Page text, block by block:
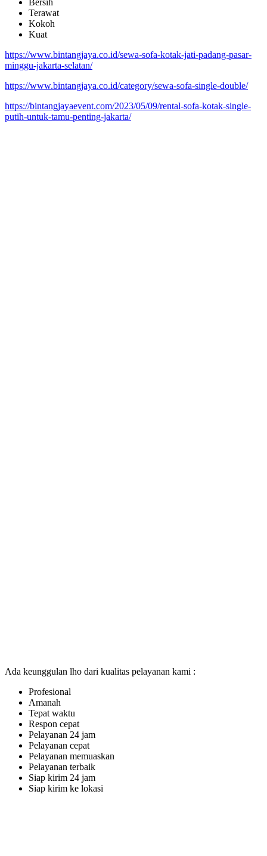
Bersih
Terawat
Kokoh
Kuat
https://www.bintangjaya.co.id/sewa-sofa-kotak-jati-padang-pasar-
minggu-jakarta-selatan/
https://www.bintangjaya.co.id/category/sewa-sofa-single-double/
https://bintangjayaevent.com/2023/05/09/rental-sofa-kotak-single-
putih-untuk-tamu-penting-jakarta/
Ada keunggulan lho dari kualitas pelayanan kami :
Profesional
Amanah
Tepat waktu
Respon cepat
Pelayanan 24 jam
Pelayanan cepat
Pelayanan memuaskan
Pelayanan terbaik
Siap kirim 24 jam
Siap kirim ke lokasi